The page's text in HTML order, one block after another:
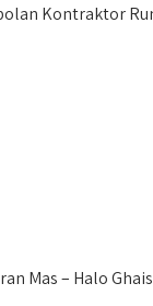
Kontraktor
Mas – Halo